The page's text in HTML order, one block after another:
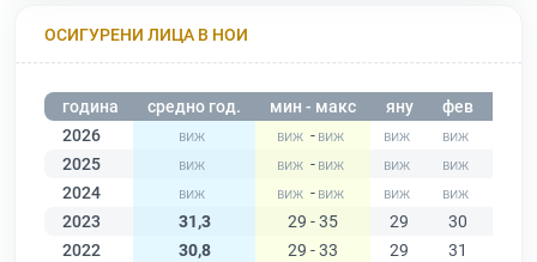
ОСИГУРЕНИ ЛИЦА В НОИ
година средно год. мин - макс яну фев
2026
-
2025
-
2024
-
2023
31,3 29 - 35 29 30
2022
30,8 29 - 33 29 31